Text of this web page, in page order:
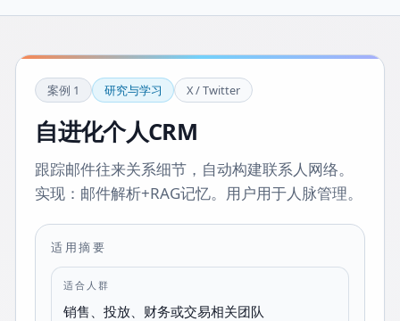
案例 1 研究与学习 X / Twitter
自进化个人CRM
跟踪邮件往来关系细节，自动构建联系人网络。
实现：邮件解析+RAG记忆。用户用于人脉管理。
适用摘要
适合人群
销售、投放、财务或交易相关团队